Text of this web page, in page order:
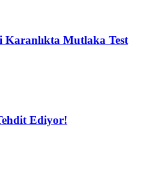
Karanlıkta Mutlaka Test
Ediyor!